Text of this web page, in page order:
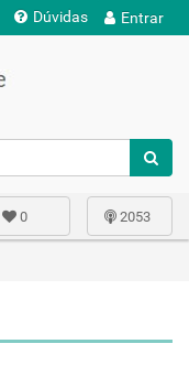
Dúvidas Entrar
2053
0